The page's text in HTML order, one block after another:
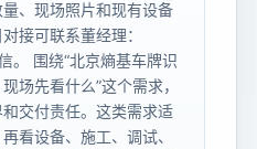
、现场照片和现有设备
接可联系董经理：
。 围绕“北京熵基车牌识
场先看什么”这个需求，
交付责任。这类需求适
看设备、施工、调试、